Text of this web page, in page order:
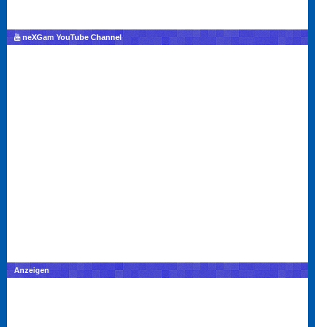
neXGam YouTube Channel
Anzeigen